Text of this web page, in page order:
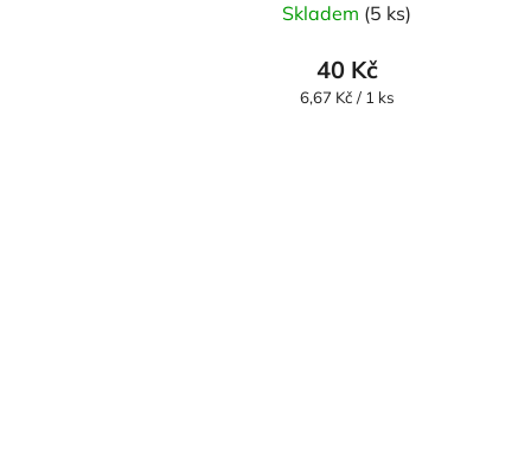
Skladem (5 ks)
40 Kč
Měrná
6,67 Kč / 1 ks